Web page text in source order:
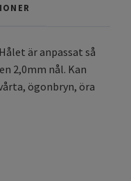
är anpassat så
2,0mm nål. Kan
ögonbryn, öra